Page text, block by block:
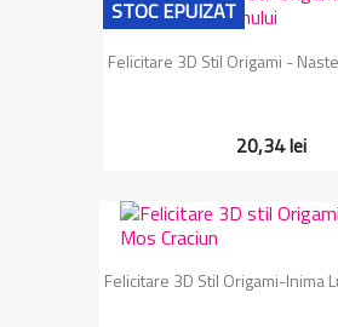
Felicitare 3D Stil Origami -
20,34 lei
STOC EPUIZAT
Felicitare 3D Stil Origami-Inima